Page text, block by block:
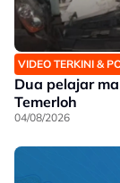
VIDEO TERKINI &
Dua pelajar
Temerloh
04/08/2026